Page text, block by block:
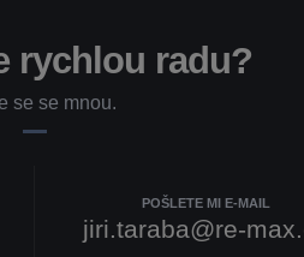
rychlou radu?
se se mnou.
POŠLETE MI E-MAIL
jiri.taraba@re-